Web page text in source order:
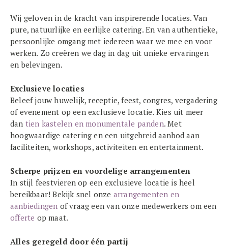
Wij geloven in de kracht van inspirerende locaties. Van
pure, natuurlijke en eerlijke catering. En van authentieke,
persoonlijke omgang met iedereen waar we mee en voor
werken. Zo creëren we dag in dag uit unieke ervaringen
en belevingen.
Exclusieve locaties
Beleef jouw huwelijk, receptie, feest, congres, vergadering
of evenement op een exclusieve locatie. Kies uit meer
dan tien kastelen en monumentale panden. Met
hoogwaardige catering en een uitgebreid aanbod aan
faciliteiten, workshops, activiteiten en entertainment.
Scherpe prijzen en voordelige arrangementen
In stijl feestvieren op een exclusieve locatie is heel
bereikbaar! Bekijk snel onze arrangementen en
aanbiedingen of vraag een van onze medewerkers om een
offerte op maat.
Alles geregeld door één partij